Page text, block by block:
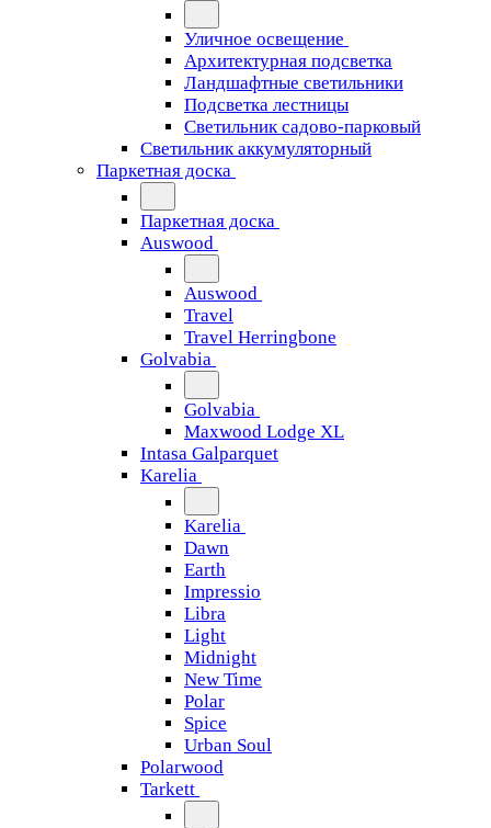
Уличное освещение
Архитектурная подсветка
Ландшафтные светильники
Подсветка лестницы
Светильник садово-парковый
Светильник аккумуляторный
Паркетная доска
Паркетная доска
Auswood
Auswood
Travel
Travel Herringbone
Golvabia
Golvabia
Maxwood Lodge XL
Intasa Galparquet
Karelia
Karelia
Dawn
Earth
Impressio
Libra
Light
Midnight
New Time
Polar
Spice
Urban Soul
Polarwood
Tarkett